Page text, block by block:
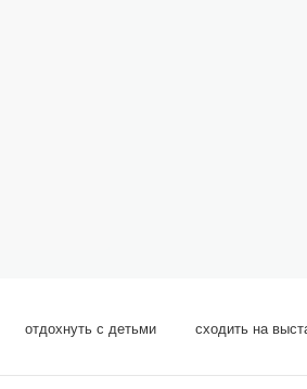
отдохнуть с детьми сходить на